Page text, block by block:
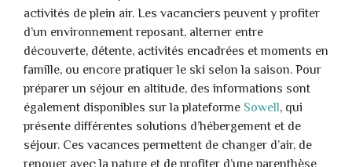
activités de plein air. Les vacanciers peuvent y profiter
d’un environnement reposant, alterner entre
découverte, détente, activités encadrées et moments en
famille, ou encore pratiquer le ski selon la saison. Pour
préparer un séjour en altitude, des informations sont
également disponibles sur la plateforme Sowell, qui
présente différentes solutions d’hébergement et de
séjour. Ces vacances permettent de changer d’air, de